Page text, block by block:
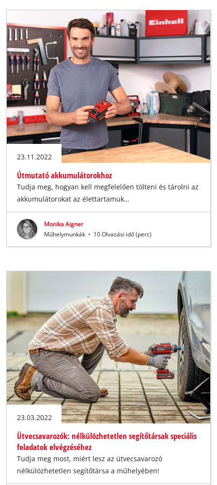
23.11.2022
Útmutató akkumulátorokhoz
Tudja meg, hogyan kell megfelelően tölteni és tárolni az
akkumulátorokat az élettartamuk…
Monika Aigner
Műhelymunkák • 10 Olvasási idő (perc)
23.03.2022
Ütvecsavarozók: nélkülözhetetlen segítőtársak speciális
feladatok elvégzéséhez
Tudja meg most, miért lesz az ütvecsavarozó
nélkülözhetetlen segítőtársa a műhelyében!